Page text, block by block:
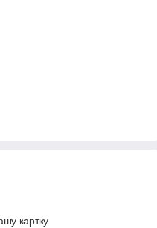
картку